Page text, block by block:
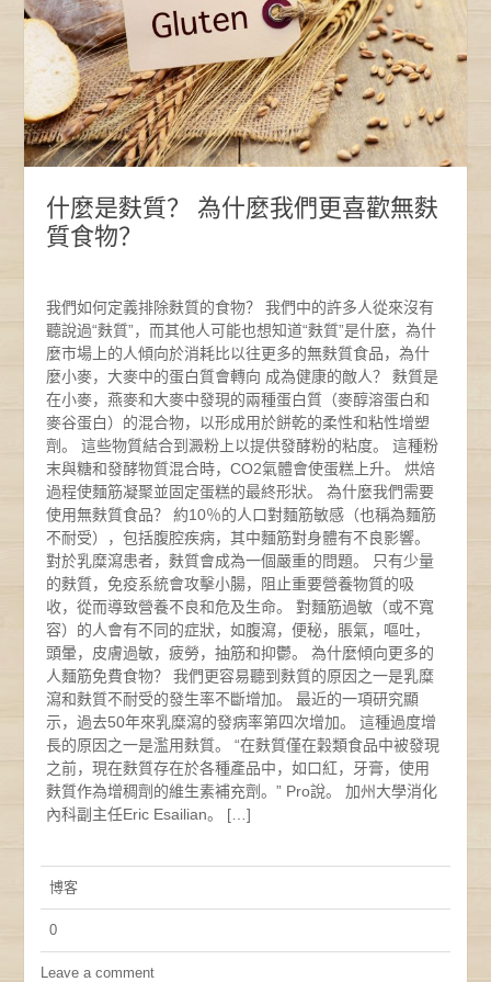
什麼是麩質？ 為什麼我們更喜歡無麩
質食物？
我們如何定義排除麩質的食物？ 我們中的許多人從來沒有
聽說過“麩質”，而其他人可能也想知道“麩質”是什麼，為什
麼市場上的人傾向於消耗比以往更多的無麩質食品，為什
麼小麥，大麥中的蛋白質會轉向 成為健康的敵人？ 麩質是
在小麥，燕麥和大麥中發現的兩種蛋白質（麥醇溶蛋白和
麥谷蛋白）的混合物，以形成用於餅乾的柔性和粘性增塑
劑。 這些物質結合到澱粉上以提供發酵粉的粘度。 這種粉
末與糖和發酵物質混合時，CO2氣體會使蛋糕上升。 烘焙
過程使麵筋凝聚並固定蛋糕的最終形狀。 為什麼我們需要
使用無麩質食品？ 約10％的人口對麵筋敏感（也稱為麵筋
不耐受），包括腹腔疾病，其中麵筋對身體有不良影響。
對於乳糜瀉患者，麩質會成為一個嚴重的問題。 只有少量
的麩質，免疫系統會攻擊小腸，阻止重要營養物質的吸
收，從而導致營養不良和危及生命。 對麵筋過敏（或不寬
容）的人會有不同的症狀，如腹瀉，便秘，脹氣，嘔吐，
頭暈，皮膚過敏，疲勞，抽筋和抑鬱。 為什麼傾向更多的
人麵筋免費食物？ 我們更容易聽到麩質的原因之一是乳糜
瀉和麩質不耐受的發生率不斷增加。 最近的一項研究顯
示，過去50年來乳糜瀉的發病率第四次增加。 這種過度增
長的原因之一是濫用麩質。 “在麩質僅在穀類食品中被發現
之前，現在麩質存在於各種產品中，如口紅，牙膏，使用
麩質作為增稠劑的維生素補充劑。” Pro說。 加州大學消化
內科副主任Eric Esailian。 […]
博客
0
Leave a comment